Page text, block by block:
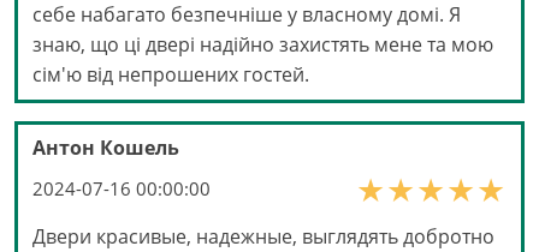
себе набагато безпечніше у власному домі. Я
знаю, що ці двері надійно захистять мене та мою
сім'ю від непрошених гостей.
Антон Кошель
2024-07-16 00:00:00
Двери красивые, надежные, выглядять добротно